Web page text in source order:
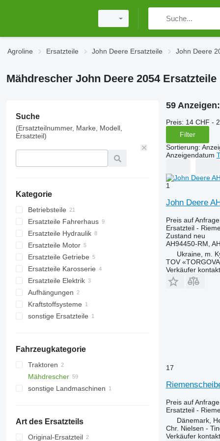
Agroline Ersatzteile John Deere Ersatzteile John Deere
Mähdrescher John Deere 2054 Ersatzteile
Suche
(Ersatzteilnummer, Marke, Modell,
Ersatzteil)
Kategorie
Betriebsteile
Häcksler
Schneckenbohrer
Kettenräder
Schneckenrohre
sonstige Bedienteile
Ersatzteile Fahrerhaus
Abdeckungen
Innenraumheizungen
sonstige Ersatzteile Fahrerhaus
Ersatzteile Hydraulik
Hydrauliktanks
Hochdruckschläuche
Hydraulikmotoren
Hydraulikpumpen
Hydraulikverteiler
Hydrospeicher
Ersatzteile Motor
Riemenscheiben
Ersatzteile Getriebe
Getriebe
Zapfwellen
Ritzelwellen
sonstige Ersatzteile Getriebe
Ersatzteile Karosserie
Werkzeugkästen
sonstige Ersatzteile Karosserie
Ersatzteile Elektrik
Batterieschalter
sonstige Ersatzteile Elektrik
Aufhängungen
Lenksäulen
Radnaben
Kraftstoffsysteme
Luftfiltergehäuse
sonstige Ersatzteile
Fahrzeugkategorie
Traktoren
Radtraktoren
Mähdrescher
Getreideernter
sonstige Landmaschinen
Art des Ersatzteils
Original-Ersatzteil
59 Anzeigen:
Preis: 14 CHF -
Filter
Sortierung:
Anzeigendatum
1
John Deere
Preis auf Anfrage
Ersatzteil -
Zustand neu
AH94450-RM,
Ukraine, m.
TOV
Verkäufer
17
Preis auf Anfrage
Ersatzteil -
Dänemark,
Chr. Nielsen -
Verkäufer